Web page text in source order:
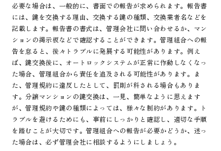
必要な場合は、一般的に、書面での報告が求められます。報告書
には、鍵を交換する理由、交換する鍵の種類、交換業者名などを
記載します。報告書の書式は、管理会社に問い合わせるか、マン
ションの掲示板などで確認することができます。管理組合への報
告を怠ると、後々トラブルに発展する可能性があります。例え
ば、鍵交換後に、オートロックシステムが正常に作動しなくなっ
た場合、管理組合から責任を追及される可能性があります。ま
た、管理規約に違反したとして、罰則が科される場合もありま
す。分譲マンションの鍵交換は、一見、簡単なように思えます
が、管理規約や鍵の種類によっては、様々な制約があります。ト
ラブルを避けるためにも、事前にしっかりと確認し、適切な手順
を踏むことが大切です。管理組合への報告が必要かどうか、迷っ
た場合は、必ず管理会社に相談するようにしましょう。